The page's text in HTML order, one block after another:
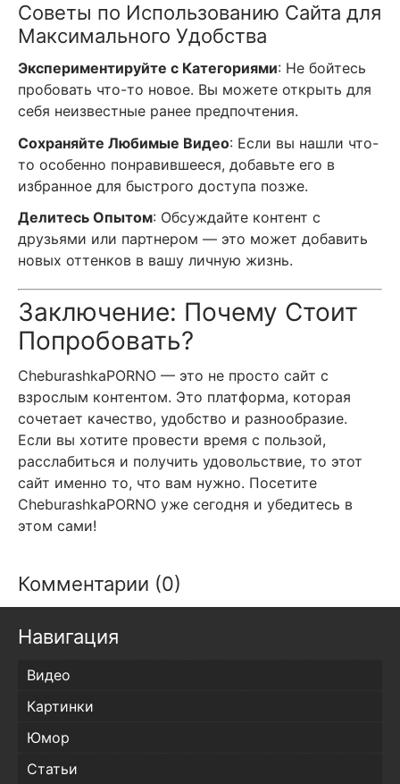
Советы по Использованию Сайта для
Максимального Удобства
Экспериментируйте с Категориями: Не бойтесь
пробовать что-то новое. Вы можете открыть для
себя неизвестные ранее предпочтения.
Сохраняйте Любимые Видео: Если вы нашли что-
то особенно понравившееся, добавьте его в
избранное для быстрого доступа позже.
Делитесь Опытом: Обсуждайте контент с
друзьями или партнером — это может добавить
новых оттенков в вашу личную жизнь.
Заключение: Почему Стоит
Попробовать?
CheburashkaPORNO — это не просто сайт с
взрослым контентом. Это платформа, которая
сочетает качество, удобство и разнообразие.
Если вы хотите провести время с пользой,
расслабиться и получить удовольствие, то этот
сайт именно то, что вам нужно. Посетите
CheburashkaPORNO уже сегодня и убедитесь в
этом сами!
Комментарии (0)
Навигация
Видео
Картинки
Юмор
Статьи